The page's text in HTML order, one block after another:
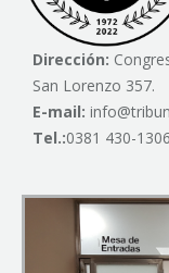
Dirección:
San Lorenzo 357.
E-mail:
Tel.:0381 430-